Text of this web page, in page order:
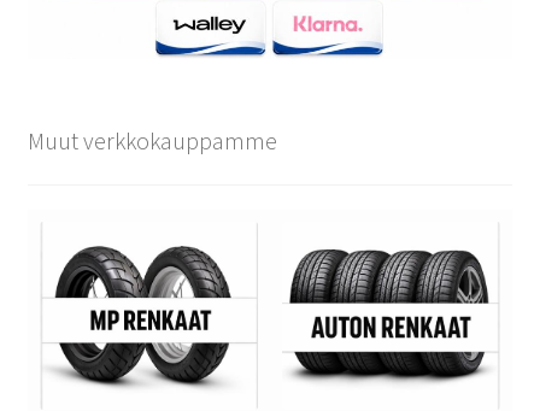
Muut verkkokauppamme